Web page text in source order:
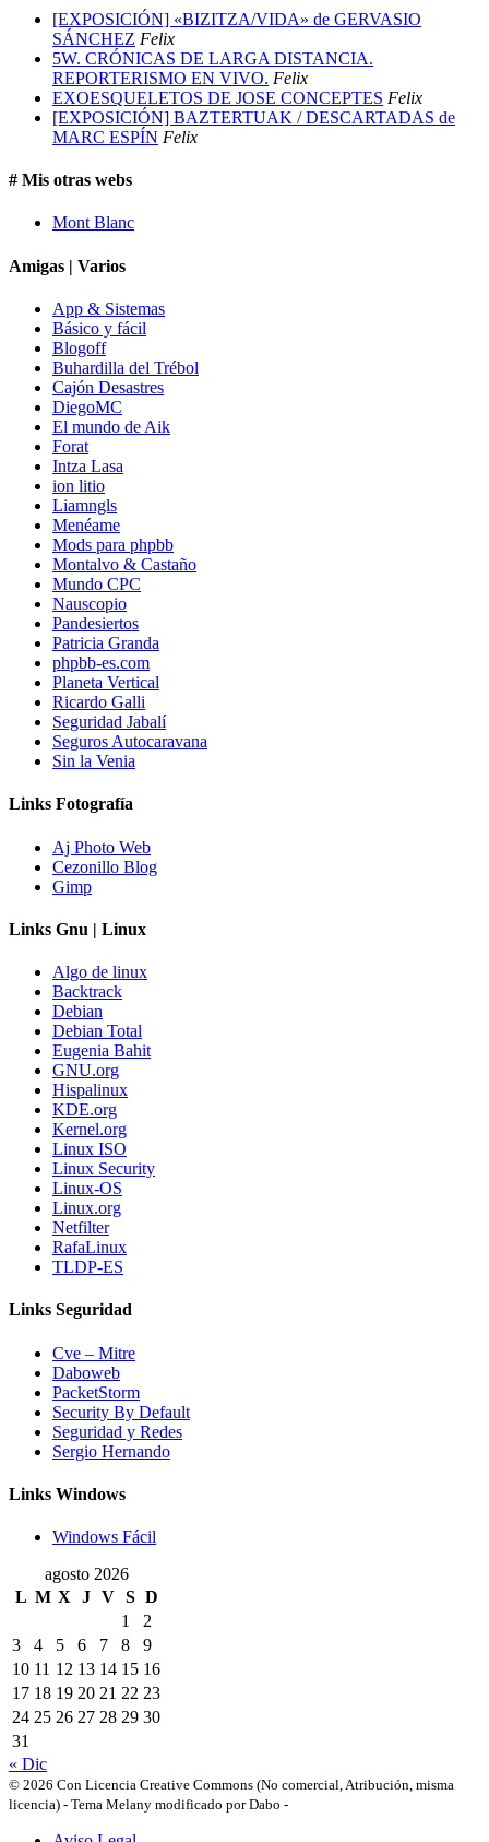
[EXPOSICIÓN] «BIZITZA/VIDA» de GERVASIO
SÁNCHEZ Felix
5W. CRÓNICAS DE LARGA DISTANCIA.
REPORTERISMO EN VIVO. Felix
EXOESQUELETOS DE JOSE CONCEPTES Felix
[EXPOSICIÓN] BAZTERTUAK / DESCARTADAS de
MARC ESPÍN Felix
# Mis otras webs
Mont Blanc
Amigas | Varios
App & Sistemas
Básico y fácil
Blogoff
Buhardilla del Trébol
Cajón Desastres
DiegoMC
El mundo de Aik
Forat
Intza Lasa
ion litio
Liamngls
Menéame
Mods para phpbb
Montalvo & Castaño
Mundo CPC
Nauscopio
Pandesiertos
Patricia Granda
phpbb-es.com
Planeta Vertical
Ricardo Galli
Seguridad Jabalí
Seguros Autocaravana
Sin la Venia
Links Fotografía
Aj Photo Web
Cezonillo Blog
Gimp
Links Gnu | Linux
Algo de linux
Backtrack
Debian
Debian Total
Eugenia Bahit
GNU.org
Hispalinux
KDE.org
Kernel.org
Linux ISO
Linux Security
Linux-OS
Linux.org
Netfilter
RafaLinux
TLDP-ES
Links Seguridad
Cve – Mitre
Daboweb
PacketStorm
Security By Default
Seguridad y Redes
Sergio Hernando
Links Windows
Windows Fácil
agosto 2026
L M X J V S D
1
2
3
4 5 6 7 8
9
10 11 12 13 14 15 16
17 18 19 20 21 22 23
24 25 26 27 28 29 30
31
« Dic
© 2026 Con Licencia Creative Commons (No comercial, Atribución, misma
licencia) - Tema Melany modificado por Dabo -